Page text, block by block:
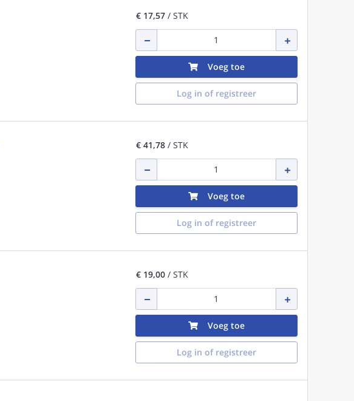
€ 17,57/ STK
Voeg toe
Log in of registreer
€ 41,78/ STK
Voeg toe
Log in of registreer
€ 19,00/ STK
Voeg toe
Log in of registreer